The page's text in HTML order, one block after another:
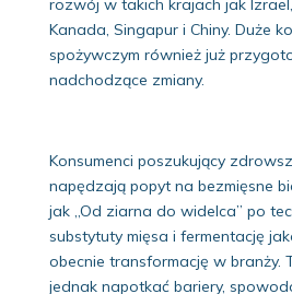
rozwój w takich krajach jak
Kanada, Singapur i Chiny. Duże
spożywczym również już
nadchodzące zmiany.
Konsumenci poszukujący
napędzają popyt na bezmięsne
jak „Od ziarna do widelca” po
substytuty mięsa i fermentację
obecnie transformację w branży.
jednak napotkać bariery,